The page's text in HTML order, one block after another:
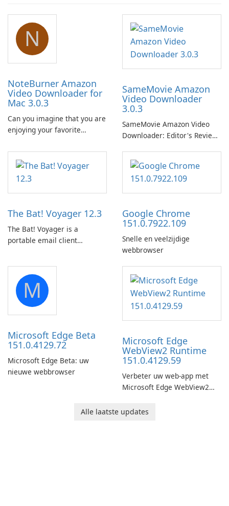
N
NoteBurner Amazon
Video Downloader for
Mac 3.0.3
Can you imagine that you are
enjoying your favorite
lying on the beach, camping
in the woods or even during
your long commute to work
SameMovie Amazon
Video Downloader
3.0.3
SameMovie Amazon Video
Downloader: Editor's Review
Downloader is a desktop
utility for saving Amazon
Prime Video titles and other
Amazon web-player content
The Bat! Voyager 12.3
The Bat! Voyager is a
portable email client
portable media on any
computer running Microsoft
Windows.
Google Chrome
151.0.7922.109
Snelle en veelzijdige
webbrowser
M
Microsoft Edge Beta
151.0.4129.72
Microsoft Edge Beta: uw
nieuwe webbrowser
Microsoft Edge
WebView2 Runtime
151.0.4129.59
Verbeter uw web-app met
Microsoft Edge WebView2
Alle laatste updates